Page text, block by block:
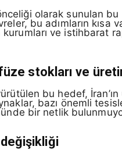
olarak sunulan bu
bu adımların kısa
kurumları ve istihbarat
stokları ve
bu hedef,
bazı önemli
bir netlik